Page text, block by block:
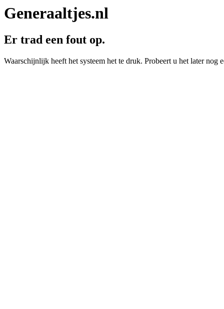
Generaaltjes.nl
Er trad een fout op.
Waarschijnlijk heeft het systeem het te druk. Probeert u het later nog